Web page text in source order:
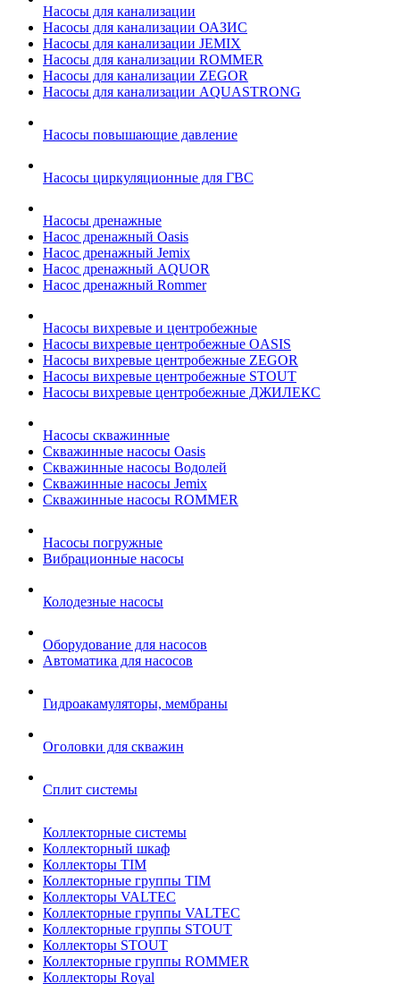
Насосы для канализации
Насосы для канализации ОАЗИС
Насосы для канализации JEMIX
Насосы для канализации ROMMER
Насосы для канализации ZEGOR
Насосы для канализации AQUASTRONG
Насосы повышающие давление
Насосы циркуляционные для ГВС
Насосы дренажные
Насос дренажный Oasis
Насос дренажный Jemix
Насос дренажный AQUOR
Насос дренажный Rommer
Насосы вихревые и центробежные
Насосы вихревые центробежные OASIS
Насосы вихревые центробежные ZEGOR
Насосы вихревые центробежные STOUT
Насосы вихревые центробежные ДЖИЛЕКС
Насосы скважинные
Скважинные насосы Oasis
Скважинные насосы Водолей
Скважинные насосы Jemix
Cкважинные насосы ROMMER
Насосы погружные
Вибрационные насосы
Колодезные насосы
Оборудование для насосов
Автоматика для насосов
Гидроакамуляторы, мембраны
Оголовки для скважин
Сплит системы
Коллекторные системы
Коллекторный шкаф
Коллекторы TIM
Коллекторные группы TIM
Коллекторы VALTEC
Коллекторные группы VALTEC
Коллекторные группы STOUT
Коллекторы STOUT
Коллекторные группы ROMMER
Коллекторы Royal